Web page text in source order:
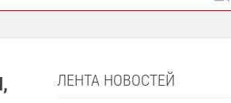
ЛЕНТА НОВОСТЕЙ